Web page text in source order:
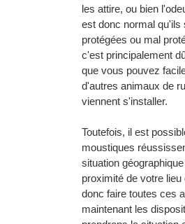
les attire, ou bien
est donc normal
protégées ou mal
c'est principalement
que vous pouvez
d'autres animaux de
viennent s'installer.
Toutefois, il est
moustiques
situation
proximité de votre
donc faire toutes ces
maintenant les